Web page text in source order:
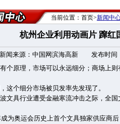
当前位置：首页>新闻中
杭州企业利用动画片 蹿红
新闻来源：中国网滨海高新 发布时
个原理，市场可以永远细分；商场上
这个细分市场被贝发率先发现了。
文具行业遭受金融寒流冲击之际，全
为奥运会历史上首个文具独家供应商